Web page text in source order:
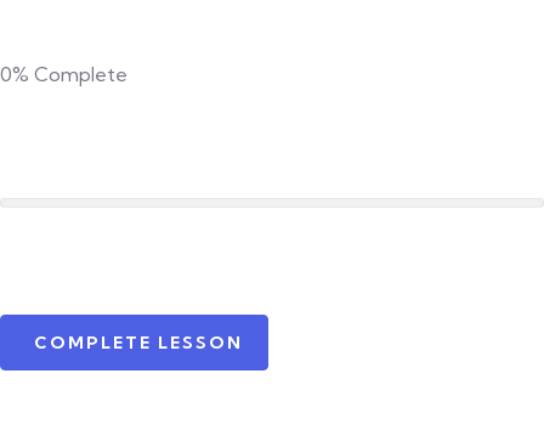
0% Complete
COMPLETE LESSON